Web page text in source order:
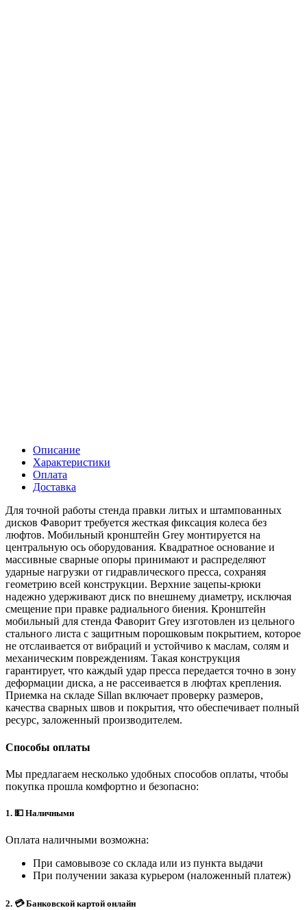
Описание
Характеристики
Оплата
Доставка
Для точной работы стенда правки литых и штампованных
дисков Фаворит требуется жесткая фиксация колеса без
люфтов. Мобильный кронштейн Grey монтируется на
центральную ось оборудования. Квадратное основание и
массивные сварные опоры принимают и распределяют
ударные нагрузки от гидравлического пресса, сохраняя
геометрию всей конструкции. Верхние зацепы-крюки
надежно удерживают диск по внешнему диаметру, исключая
смещение при правке радиального биения. Кронштейн
мобильный для стенда Фаворит Grey изготовлен из цельного
стального листа с защитным порошковым покрытием, которое
не отслаивается от вибраций и устойчиво к маслам, солям и
механическим повреждениям. Такая конструкция
гарантирует, что каждый удар пресса передается точно в зону
деформации диска, а не рассеивается в люфтах крепления.
Приемка на складе Sillan включает проверку размеров,
качества сварных швов и покрытия, что обеспечивает полный
ресурс, заложенный производителем.
Способы оплаты
Мы предлагаем несколько удобных способов оплаты, чтобы
покупка прошла комфортно и безопасно:
1. 💵 Наличными
Оплата наличными возможна:
При самовывозе со склада или из пункта выдачи
При получении заказа курьером (наложенный платеж)
2. 💳 Банковской картой онлайн